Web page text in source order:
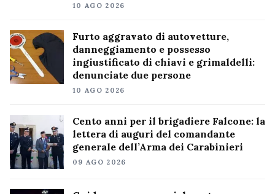
10 AGO 2026
Furto aggravato di autovetture,
danneggiamento e possesso
ingiustificato di chiavi e grimaldelli:
denunciate due persone
10 AGO 2026
Cento anni per il brigadiere Falcone: la
lettera di auguri del comandante
generale dell’Arma dei Carabinieri
09 AGO 2026